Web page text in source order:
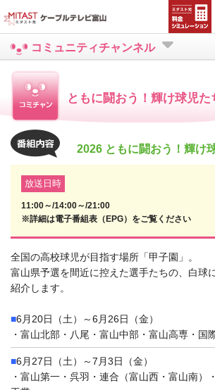
コミュニティチャンネル
ともに闘おう！輝け球児た
2026 ともに闘おう！輝け
放送日時
11:00～/14:00～/21:00
※詳細は電子番組表（EPG）をご覧ください
全国の高校球児が目指す場所「甲子園」。
富山県予選を間近に控えた選手たちの、白球
紹介します。
■6月20日（土）～6月26日（金）
・富山北部・八尾・富山中部・富山高専・国
■6月27日（土）～7月3日（金）
・富山第一・呉羽・連合（富山西・富山南）